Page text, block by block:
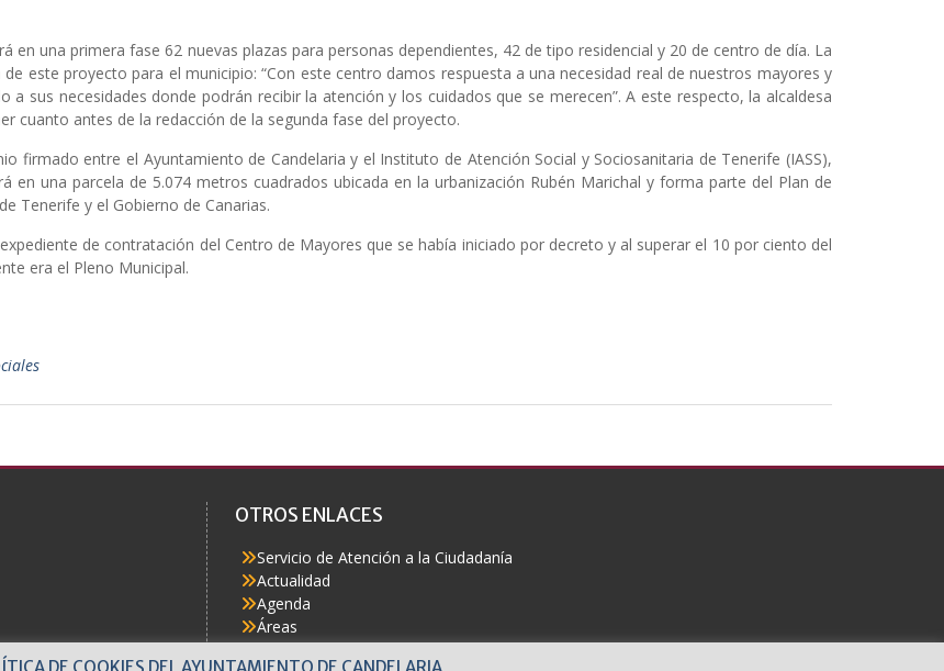
en una primera fase 62 nuevas plazas para personas dependientes, 42 de tipo residencial y 20 de centro de día. La
este proyecto para el municipio: “Con este centro damos respuesta a una necesidad real de nuestros mayores y
sus necesidades donde podrán recibir la atención y los cuidados que se merecen”. A este respecto, la alcaldesa
cuanto antes de la redacción de la segunda fase del proyecto.
firmado entre el Ayuntamiento de Candelaria y el Instituto de Atención Social y Sociosanitaria de Tenerife (IASS),
en una parcela de 5.074 metros cuadrados ubicada en la urbanización Rubén Marichal y forma parte del Plan de
Tenerife y el Gobierno de Canarias.
de contratación del Centro de Mayores que se había iniciado por decreto y al superar el 10 por ciento del
era el Pleno Municipal.
OTROS ENLACES
Servicio de Atención a la Ciudadanía
Actualidad
Agenda
Áreas